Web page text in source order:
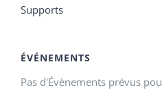
Supports
ÉVÉNEMENTS
Pas d'Évènements prévus